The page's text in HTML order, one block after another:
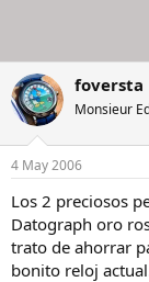
foversta
Monsieur
4 May 2006
Los 2 preciosos
Datograph oro
trato de ahorrar
bonito reloj